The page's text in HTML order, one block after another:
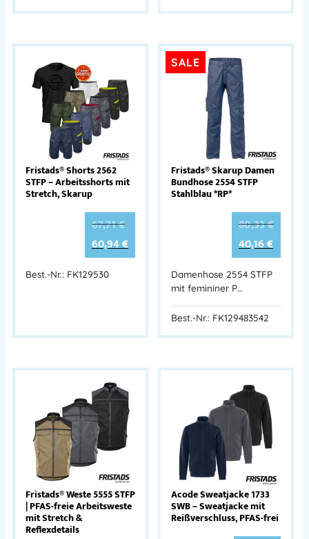
Fristads® Shorts 2562
STFP – Arbeitsshorts mit
Stretch, Skarup
67,71€
60,94€
Best.-Nr.: FK129530
SALE
Fristads® Skarup Damen
Bundhose 2554 STFP
Stahlblau *RP*
80,33€
40,16€
Damenhose 2554 STFP
mit femininer P…
Best.-Nr.: FK129483542
Fristads® Weste 5555 STFP
| PFAS-freie Arbeitsweste
mit Stretch &
Reflexdetails
Acode Sweatjacke 1733
SWB – Sweatjacke mit
Reißverschluss, PFAS-frei